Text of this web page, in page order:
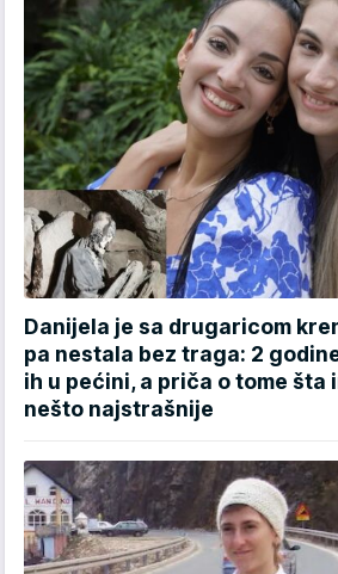
Danijela je sa drugaricom
pa nestala bez traga: 2
ih u pećini, a priča o tome šta
nešto najstrašnije